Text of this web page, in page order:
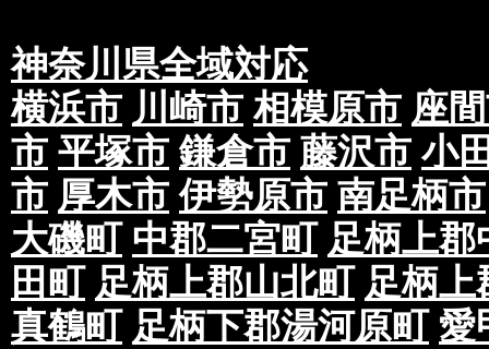
神奈川県全域対応
横浜市 川崎市 相模原市 座
市 平塚市 鎌倉市 藤沢市 小
市 厚木市 伊勢原市 南足柄市
大磯町 中郡二宮町 足柄上郡
田町 足柄上郡山北町 足柄上
真鶴町 足柄下郡湯河原町 愛